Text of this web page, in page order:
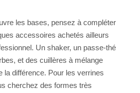
les bases, pensez à compléter
accessoires achetés ailleurs
Un shaker, un passe-thé
et des cuillères à mélange
la différence. Pour les verrines
cherchez des formes très